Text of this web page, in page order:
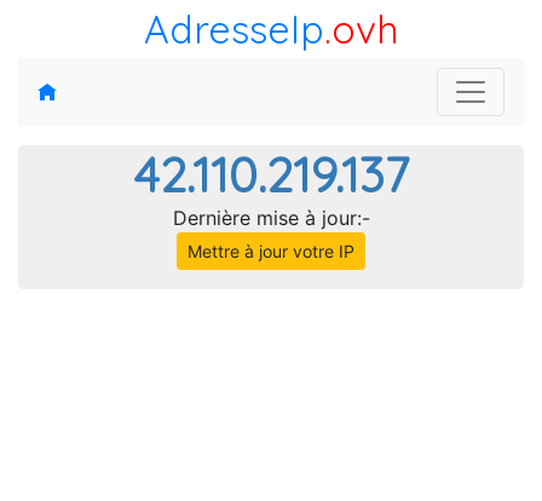
AdresseIp.ovh
42.110.219.137
Dernière mise à jour:-
Mettre à jour votre IP